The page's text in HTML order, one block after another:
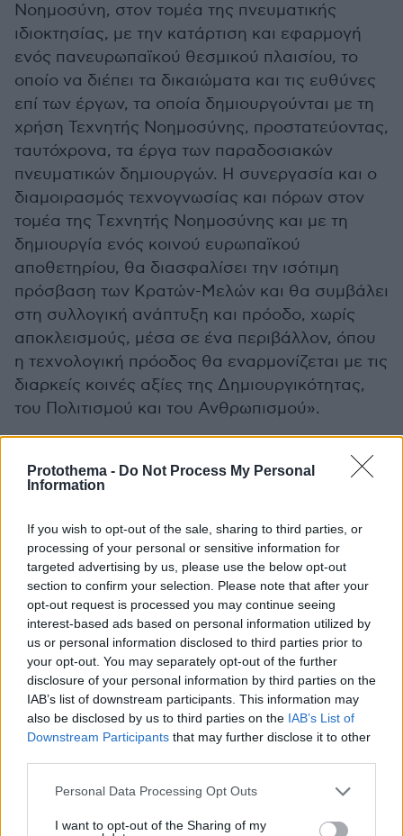
Protothema - Do Not Process My Personal
Information
If you wish to opt-out of the sale, sharing to third parties, or
processing of your personal or sensitive information for
targeted advertising by us, please use the below opt-out
section to confirm your selection. Please note that after your
opt-out request is processed you may continue seeing
interest-based ads based on personal information utilized by
us or personal information disclosed to third parties prior to
your opt-out. You may separately opt-out of the further
disclosure of your personal information by third parties on the
IAB’s list of downstream participants. This information may
also be disclosed by us to third parties on the IAB’s List of
Downstream Participants that may further disclose it to other
Please note that this website/app uses one or more Google
not limited to your visit or usage behaviour. You may click to
Personal Data Processing Opt Outs
I want to opt-out of the Sharing of my
Νοημοσύνη, στον τομέα της πνευματικής
ιδιοκτησίας, με την κατάρτιση και εφαρμογή
ενός πανευρωπαϊκού θεσμικού πλαισίου, το
οποίο να διέπει τα δικαιώματα και τις ευθύνες
επί των έργων, τα οποία δημιουργούνται με τη
χρήση Τεχνητής Νοημοσύνης, προστατεύοντας,
ταυτόχρονα, τα έργα των παραδοσιακών
πνευματικών δημιουργών. Η συνεργασία και ο
διαμοιρασμός τεχνογνωσίας και πόρων στον
τομέα της Tεχνητής Nοημοσύνης και με τη
δημιουργία ενός κοινού ευρωπαϊκού
αποθετηρίου, θα διασφαλίσει την ισότιμη
πρόσβαση των Κρατών-Μελών και θα συμβάλει
στη συλλογική ανάπτυξη και πρόοδο, χωρίς
αποκλεισμούς, μέσα σε ένα περιβάλλον, όπου
η τεχνολογική πρόοδος θα εναρμονίζεται με τις
διαρκείς κοινές αξίες της Δημιουργικότητας,
του Πολιτισμού και του Ανθρωπισμού».
Συμβούλιο Υπουργών Πολιτισμού της
Ευρωπαϊκής Ένωσης η Λίνα Μενδώνη
επισήμανε τις σημαντικές προκλήσεις που
εγείρει σε νομικό, οικονομικό, κοινωνικό, ηθικό
και ευρύτερα πολιτισμικό επίπεδο η ταχύτατη
ενσωμάτωση της τεχνητής νοημοσύνης στους
πολιτιστικούς και δημιουργικούς τομείς.
«Η Ελληνική Κυβέρνηση προσεγγίζει συνολικά
το ζήτημα της διείσδυσης της Παραγωγικής
Τεχνητής Νοημοσύνης (Generative Artificial
Intelligence), με στόχο την διαμόρφωση ενός
χάραξης πολιτικής, σε όλους τους τομείς,